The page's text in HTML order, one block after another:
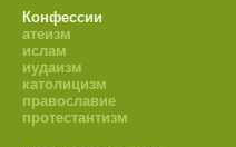
Конфессии
атеизм
ислам
иудаизм
католицизм
православие
протестантизм